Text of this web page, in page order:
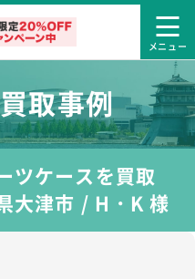
取事例
ツケースを買取
大津市 / H・K 様